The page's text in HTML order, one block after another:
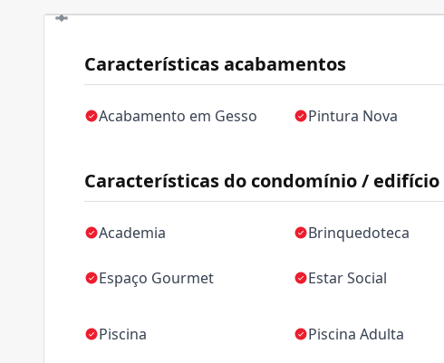
Características acabamentos
Acabamento em Gesso Pintura Nova
Características do condomínio / edifício
Academia Brinquedoteca
Espaço Gourmet Estar Social
Piscina Piscina Adulta